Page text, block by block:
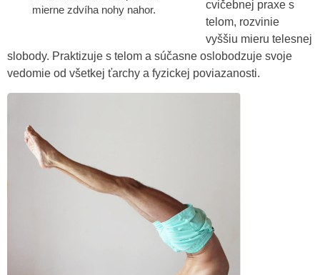
mierne zdvíha nohy nahor.
cvičebnej praxe s
telom, rozvinie
vyššiu mieru telesnej
slobody. Praktizuje s telom a súčasne oslobodzuje svoje
vedomie od všetkej ťarchy a fyzickej poviazanosti.